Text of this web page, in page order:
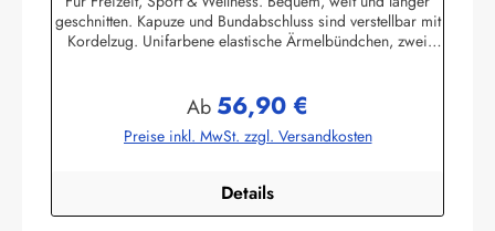
geschnitten. Kapuze und Bundabschluss sind verstellbar mit
Kordelzug. Unifarbene elastische Ärmelbündchen, zwei
g/m²) Herstellerinformationen:AS Bekleidungswerk
GmbHHeglitzer Str. 1226409 Wittmundinfo@modas-
bekleidung.de
Regulärer Preis:
Ab 56,90 €
Preise inkl. MwSt. zzgl. Versandkosten
Details